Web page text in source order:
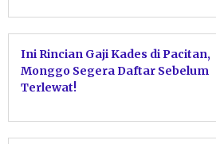
Ini Rincian Gaji Kades di Pacitan,
Monggo Segera Daftar Sebelum
Terlewat!